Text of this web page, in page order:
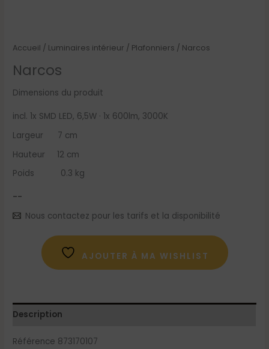
Accueil / Luminaires intérieur / Plafonniers / Narcos
Narcos
Dimensions du produit
incl. 1x SMD LED, 6,5W · 1x 600lm, 3000K
Largeur 7 cm
Hauteur 12 cm
Poids 0.3 kg
--
Nous contactez pour les tarifs et la disponibilité
AJOUTER À MA WISHLIST
Description
Référence 873170107